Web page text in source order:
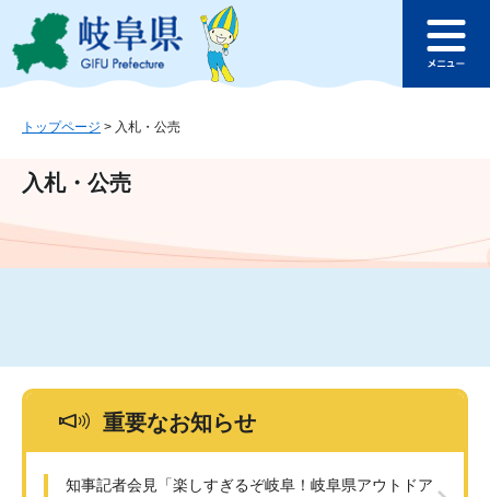
ジ
ュ
文
このページの本文へ
ュ
トップページ > 入札・公売
入札・公売
重要なお知らせ
知事記者会見「楽しすぎるぞ岐阜！岐阜県アウトドア